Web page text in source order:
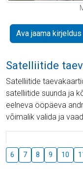
Ava jaama kirjeldus
Satelliitide
Satelliitide
satelliitide suunda ja
eelneva ööpäeva
võimalik valida ja
6 7 8 9 10